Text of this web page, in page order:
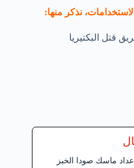
نذكر منها:
قتل البكتيريا
ماسك صودا الخبز